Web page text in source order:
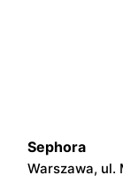
Sephora
Warszawa, ul.